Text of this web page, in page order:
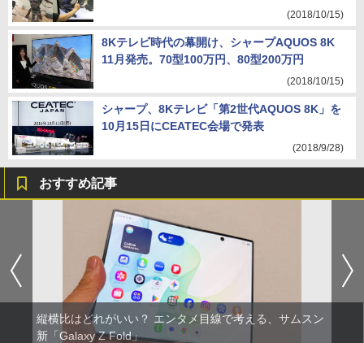
(2018/10/15)
8Kテレビ時代の幕開け、シャープAQUOS 8K
11月発売。70型100万円、80型200万円
(2018/10/15)
シャープ、8Kテレビ「第2世代AQUOS 8K」を
10月15日にCEATEC会場で発表
(2018/9/28)
おすすめ記事
縦横比はどれがいい？ エンタメ目線で考える、サムスン
新「Galaxy Z Fold」